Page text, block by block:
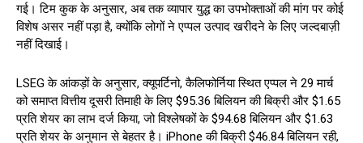
गई। टिम कुक के अनुसार, अब तक व्यापार युद्ध का उपभोक्ताओं की मांग पर कोई
विशेष असर नहीं पड़ा है, क्योंकि लोगों ने एप्पल उत्पाद खरीदने के लिए जल्दबाज़ी
नहीं दिखाई।
LSEG के आंकड़ों के अनुसार, क्यूपर्टिनो, कैलिफोर्निया स्थित एप्पल ने 29 मार्च
को समाप्त वित्तीय दूसरी तिमाही के लिए $95.36 बिलियन की बिक्री और $1.65
प्रति शेयर का लाभ दर्ज किया, जो विश्लेषकों के $94.68 बिलियन और $1.63
प्रति शेयर के अनुमान से बेहतर है। iPhone की बिक्री $46.84 बिलियन रही,